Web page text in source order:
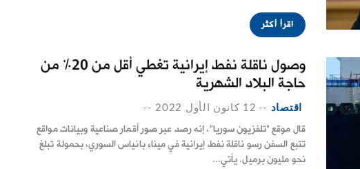
اقرأ أكثر
وصول ناقلة نفط إيرانية تغطي أقل من 20% من
حاجة البلاد الشهرية
اقتصاد -- 12 كانون الأول 2022 --
قال موقع "تلفزيون سوريا"، إنه رصد عبر صور أقمار صناعية وبيانات مواقع
تتبع السفن رسو ناقلة نفط إيرانية في ميناء بانياس السوري، بحمولة تبلغ
نحو مليون برميل. يأتي...